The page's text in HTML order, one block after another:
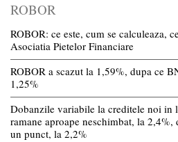
ROBOR
ROBOR: ce este, cum se calculeaza,
Asociatia Pietelor Financiare
ROBOR a scazut la 1,59%, dupa ce
1,25%
Dobanzile variabile la creditele noi in
ramane aproape neschimbat, la 2,4%,
un punct, la 2,2%